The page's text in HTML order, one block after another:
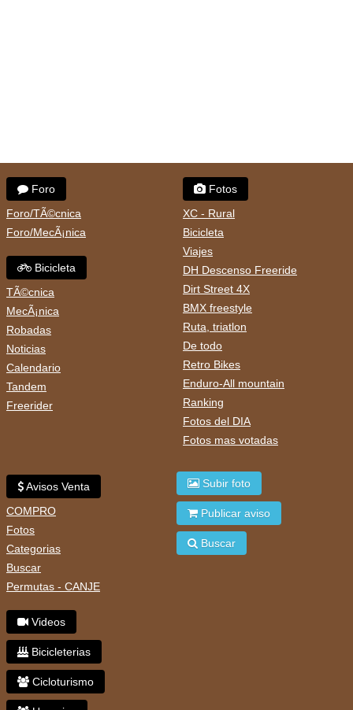
Foro
Foro/TÃ©cnica
Foro/MecÃ¡nica
Bicicleta
TÃ©cnica
MecÃ¡nica
Robadas
Noticias
Calendario
Tandem
Freerider
Fotos
XC - Rural
Bicicleta
Viajes
DH Descenso Freeride
Dirt Street 4X
BMX freestyle
Ruta, triatlon
De todo
Retro Bikes
Enduro-All mountain
Ranking
Fotos del DIA
Fotos mas votadas
Avisos Venta
COMPRO
Fotos
Categorias
Buscar
Permutas - CANJE
Videos
Bicicleterias
Cicloturismo
Subir foto
Publicar aviso
Buscar